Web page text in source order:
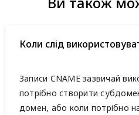
Коли слід
Записи CNAME зазвичай
потрібно створити
домен, або коли потрібно